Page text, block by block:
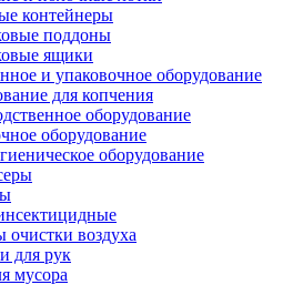
контейнеры
поддоны
ящики
и упаковочное оборудование
для копчения
оборудование
оборудование
оборудование
очистки воздуха
для рук
мусора